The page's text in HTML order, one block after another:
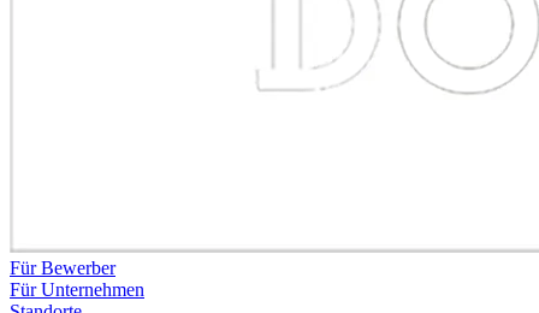
Für Bewerber
Für Unternehmen